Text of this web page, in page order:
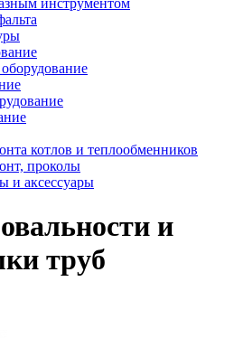
инструментом
котлов и теплообменников
проколы
и аксессуары
и
труб